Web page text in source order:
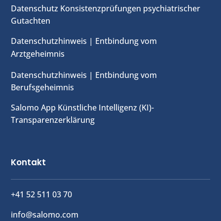
Datenschutz Konsistenzprüfungen psychiatrischer
Gutachten
Datenschutzhinweis | Entbindung vom
Arztgeheimnis
Datenschutzhinweis | Entbindung vom
Berufsgeheimnis
Salomo App Künstliche Intelligenz (KI)-
Transparenzerklärung
Kontakt
+41 52 511 03 70
info@salomo.com